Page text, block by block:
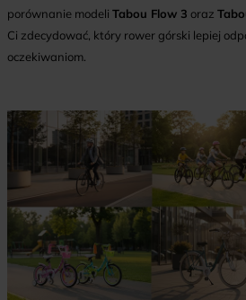
porównanie modeli Tabou Flow 3 oraz
Ci zdecydować, który rower górski lepiej
oczekiwaniom.